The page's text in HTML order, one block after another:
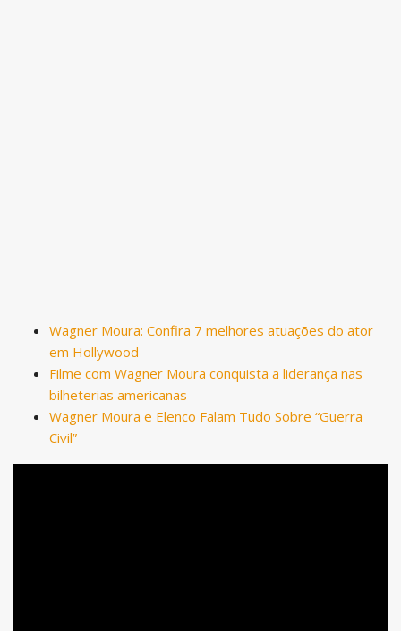
Wagner Moura: Confira 7 melhores atuações do ator
em Hollywood
Filme com Wagner Moura conquista a liderança nas
bilheterias americanas
Wagner Moura e Elenco Falam Tudo Sobre “Guerra
Civil”